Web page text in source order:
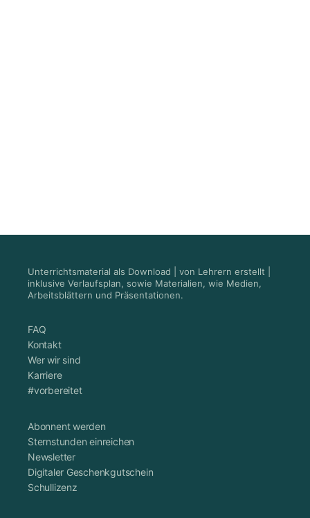
Unterrichtsmaterial als Download | von Lehrern erstellt |
inklusive Verlaufsplan, sowie Materialien, wie Medien,
Arbeitsblättern und Präsentationen.
FAQ
Kontakt
Wer wir sind
Karriere
#vorbereitet
Abonnent werden
Sternstunden einreichen
Newsletter
Digitaler Geschenkgutschein
Schullizenz